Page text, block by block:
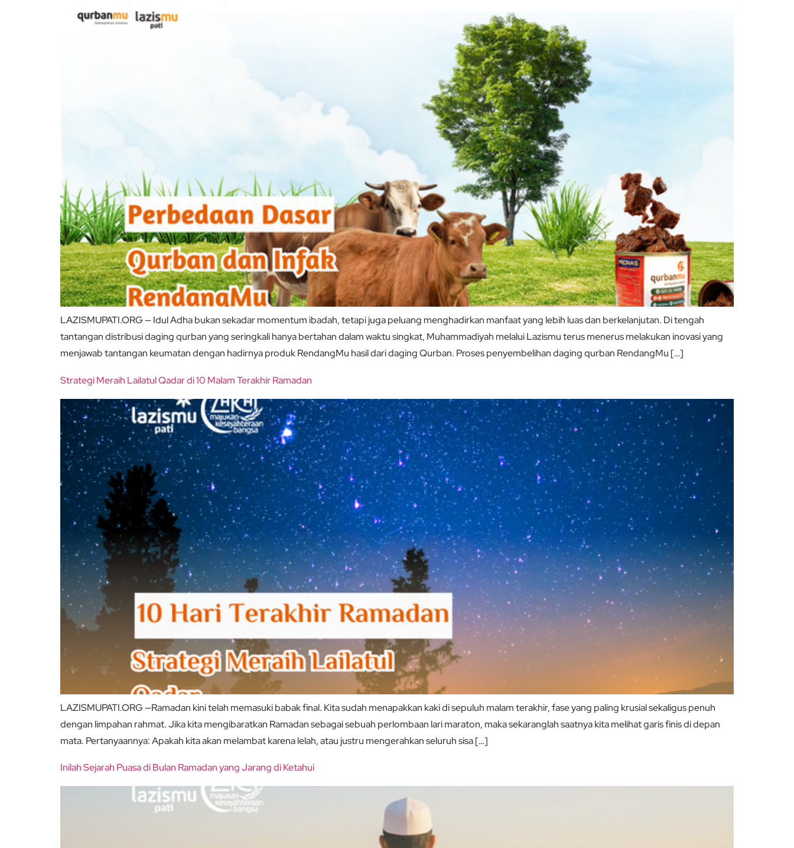
LAZISMUPATI.ORG — Idul Adha bukan sekadar momentum ibadah, tetapi juga peluang menghadirkan manfaat yang lebih luas dan berkelanjutan. Di tengah
tantangan distribusi daging qurban yang seringkali hanya bertahan dalam waktu singkat, Muhammadiyah melalui Lazismu terus menerus melakukan inovasi yang
menjawab tantangan keumatan dengan hadirnya produk RendangMu hasil dari daging Qurban. Proses penyembelihan daging qurban RendangMu […]
Strategi Meraih Lailatul Qadar di 10 Malam Terakhir Ramadan
LAZISMUPATI.ORG —Ramadan kini telah memasuki babak final. Kita sudah menapakkan kaki di sepuluh malam terakhir, fase yang paling krusial sekaligus penuh
dengan limpahan rahmat. Jika kita mengibaratkan Ramadan sebagai sebuah perlombaan lari maraton, maka sekaranglah saatnya kita melihat garis finis di depan
mata. Pertanyaannya: Apakah kita akan melambat karena lelah, atau justru mengerahkan seluruh sisa […]
Inilah Sejarah Puasa di Bulan Ramadan yang Jarang di Ketahui